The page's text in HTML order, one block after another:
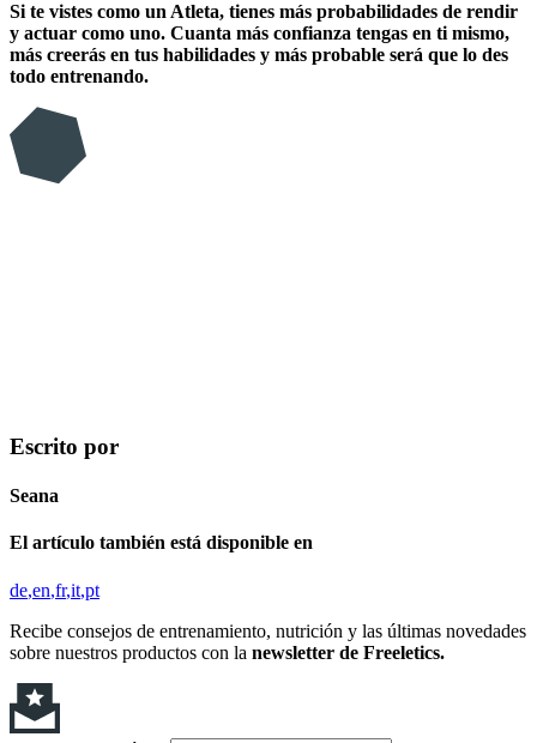
Si te vistes como un Atleta, tienes más probabilidades de rendir
y actuar como uno. Cuanta más confianza tengas en ti mismo,
más creerás en tus habilidades y más probable será que lo des
todo entrenando.
Escrito por
Seana
El artículo también está disponible en
de en fr it pt
Recibe consejos de entrenamiento, nutrición y las últimas novedades
sobre nuestros productos con la newsletter de Freeletics.